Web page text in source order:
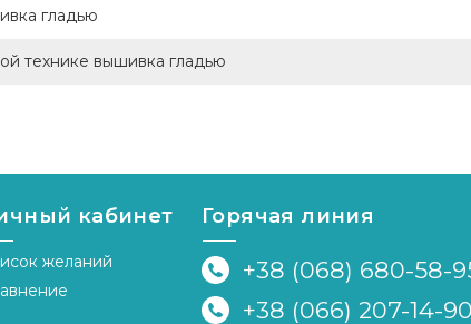
гладью
технике вышивка гладью
кабинет
желаний
Горячая линия
+38 (068) 680-58-
+38 (066) 207-14-90